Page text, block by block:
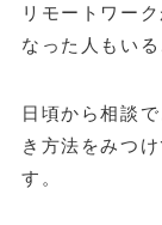
リモートワー
なった人もいる
日頃から相談
き方法をみつ
す。